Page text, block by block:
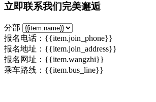
立即联系我们完美邂逅
分部
报名电话：{{item.join_phone}}
报名地址：{{item.join_address}}
报名网址： {{item.wangzhi}}
乘车路线：{{item.bus_line}}